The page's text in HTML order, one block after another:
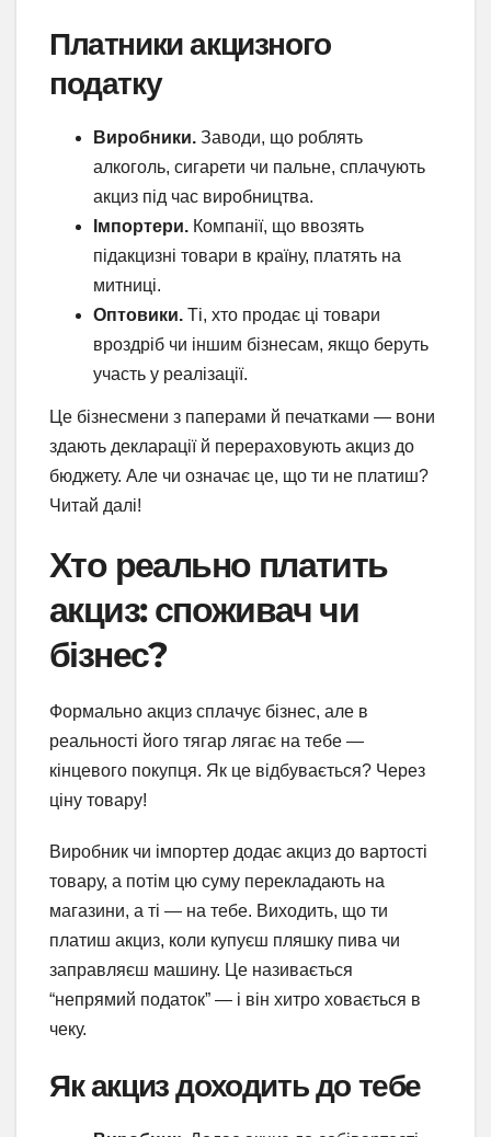
Платники акцизного
податку
Виробники. Заводи, що роблять
алкоголь, сигарети чи пальне, сплачують
акциз під час виробництва.
Імпортери. Компанії, що ввозять
підакцизні товари в країну, платять на
митниці.
Оптовики. Ті, хто продає ці товари
вроздріб чи іншим бізнесам, якщо беруть
участь у реалізації.
Це бізнесмени з паперами й печатками — вони
здають декларації й перераховують акциз до
бюджету. Але чи означає це, що ти не платиш?
Читай далі!
Хто реально платить
акциз: споживач чи
бізнес?
Формально акциз сплачує бізнес, але в
реальності його тягар лягає на тебе —
кінцевого покупця. Як це відбувається? Через
ціну товару!
Виробник чи імпортер додає акциз до вартості
товару, а потім цю суму перекладають на
магазини, а ті — на тебе. Виходить, що ти
платиш акциз, коли купуєш пляшку пива чи
заправляєш машину. Це називається
“непрямий податок” — і він хитро ховається в
чеку.
Як акциз доходить до тебе